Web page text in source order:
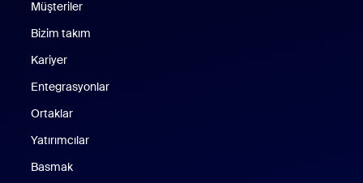
Müşteriler
Bizim takım
Kariyer
Entegrasyonlar
Ortaklar
Yatırımcılar
Basmak